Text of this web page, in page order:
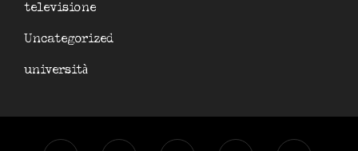
televisione
Uncategorized
università